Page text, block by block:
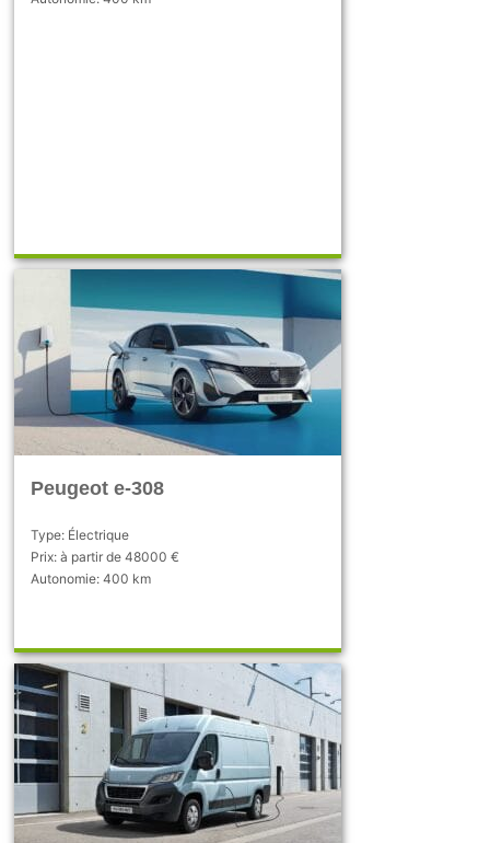
Peugeot e-308
Type: Électrique
Prix: à partir de 48000 €
Autonomie: 400 km